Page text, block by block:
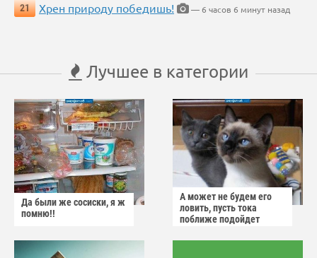
21
Хрен природу победишь! — 6 часов 6 минут назад
Лучшее в категории
Да были же сосиски, я ж
помню!!
А может не будем его
ловить, пусть тока
поближе подойдет